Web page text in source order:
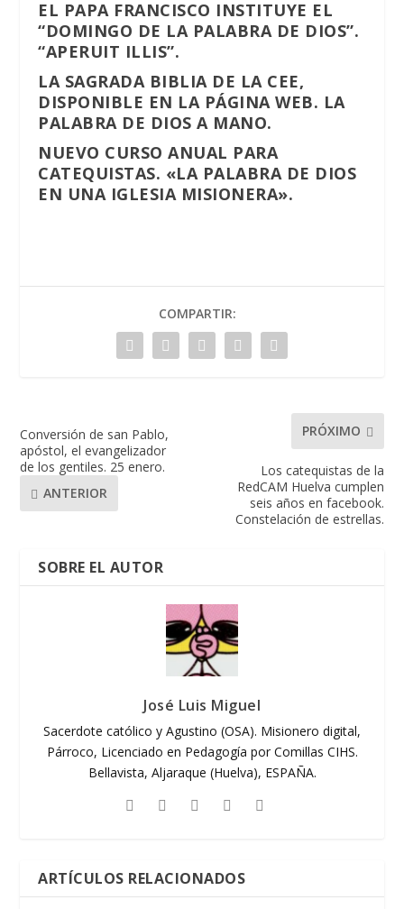
EL PAPA FRANCISCO INSTITUYE EL
“DOMINGO DE LA PALABRA DE DIOS”.
“APERUIT ILLIS”.
LA SAGRADA BIBLIA DE LA CEE,
DISPONIBLE EN LA PÁGINA WEB. LA
PALABRA DE DIOS A MANO.
NUEVO CURSO ANUAL PARA
CATEQUISTAS. «LA PALABRA DE DIOS
EN UNA IGLESIA MISIONERA».
COMPARTIR:
Conversión de san Pablo,
apóstol, el evangelizador
de los gentiles. 25 enero.
ANTERIOR
PRÓXIMO
Los catequistas de la
RedCAM Huelva cumplen
seis años en facebook.
Constelación de estrellas.
SOBRE EL AUTOR
José Luis Miguel
Sacerdote católico y Agustino (OSA). Misionero digital,
Párroco, Licenciado en Pedagogía por Comillas CIHS.
Bellavista, Aljaraque (Huelva), ESPAÑA.
ARTÍCULOS RELACIONADOS